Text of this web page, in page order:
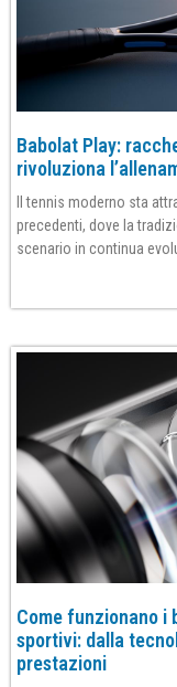
Babolat Play:
rivoluziona
Il tennis moderno sta
precedenti, dove la
scenario in continua
Come funzionano i
sportivi: dalla
prestazioni